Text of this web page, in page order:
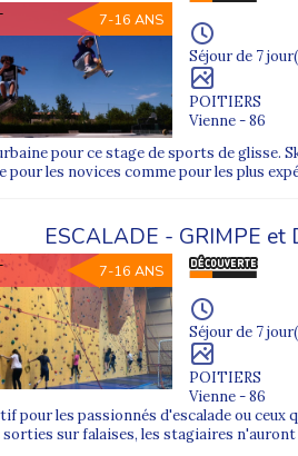
Supernova Juniors sont composées
sécurité et bien-être.
sur les activités à risque, la qualité
tous noscamps et séjours pour ados
de vacances ado
se déroule l’encadrement dans
est encadré par des animateurs
sont nécessaires pour
une autorisation parentale et
choisir une colonie selon l’âge
sont organisés par tranche
7-16 ANS
Séjour de 7
POITIERS
Vienne - 86
pour ce stage de sports de glisse.
pour les novices comme pour les plus
ESCALADE - GRIMPE et
7-16 ANS
Séjour de 7
POITIERS
Vienne - 86
pour les passionnés d'escalade ou ceux
sur falaises, les stagiaires n'auront